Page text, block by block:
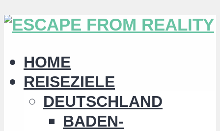
HOME
REISEZIELE
DEUTSCHLAND
BADEN-